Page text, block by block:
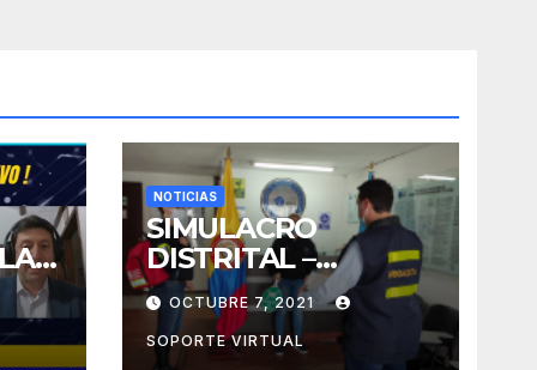
NOTICIAS
SIMULACRO
DISTRITAL –
ACADEMIA DELTA
OCTUBRE 7, 2021
SOPORTE VIRTUAL